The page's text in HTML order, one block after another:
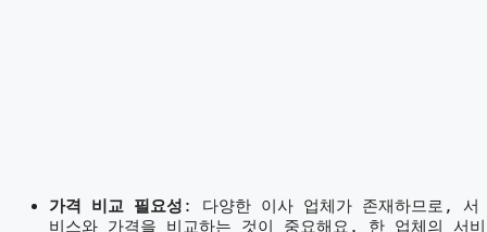
가격 비교 필요성 : 다양한 이사 업체가 존재하므로, 서
비스와 가격을 비교하는 것이 중요해요. 한 업체의 서비